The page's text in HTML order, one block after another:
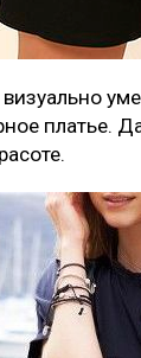
визуально
платье.